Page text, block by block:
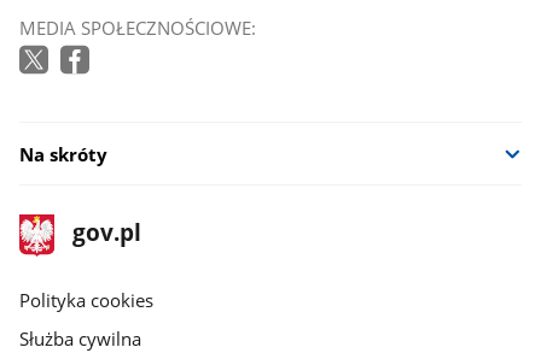
MEDIA SPOŁECZNOŚCIOWE:
Na skróty
stopka
gov.pl
Strona
gov.pl
gov.pl
Polityka cookies
Służba cywilna